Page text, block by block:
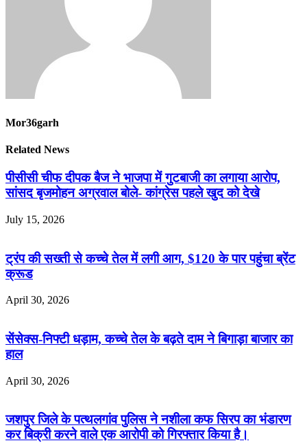
Mor36garh
Related News
पीसीसी चीफ दीपक बैज ने भाजपा में गुटबाजी का लगाया आरोप,
सांसद बृजमोहन अग्रवाल बोले- कांग्रेस पहले खुद को देखे
July 15, 2026
ट्रंप की सख्ती से कच्चे तेल में लगी आग, $120 के पार पहुंचा ब्रेंट
क्रूड
April 30, 2026
सेंसेक्स-निफ्टी धड़ाम, कच्चे तेल के बढ़ते दाम ने बिगाड़ा बाजार का
हाल
April 30, 2026
जशपुर जिले के पत्थलगांव पुलिस ने नशीला कफ सिरप का भंडारण
कर बिक्री करने वाले एक आरोपी को गिरफ्तार किया है।